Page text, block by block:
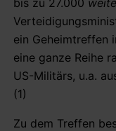
ein Geheimtreffen
eine ganze Reihe
US-Militärs, u.a.
(1)
Zu dem Treffen